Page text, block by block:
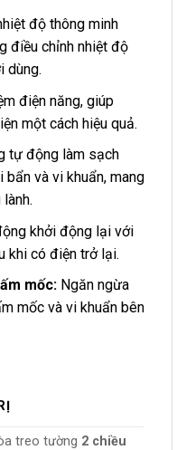
độ thông minh
điều chỉnh nhiệt độ
dùng.
điện năng, giúp
một cách hiệu quả.
tự động làm sạch
và vi khuẩn, mang
khởi động lại với
khi có điện trở lại.
mốc:Ngăn ngừa
mốc và vi khuẩn bên
treo tường 2 chiều